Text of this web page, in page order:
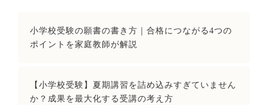
小学校受験の願書の書き方｜合格につながる4つの
ポイントを家庭教師が解説
【小学校受験】夏期講習を詰め込みすぎていません
か？成果を最大化する受講の考え方